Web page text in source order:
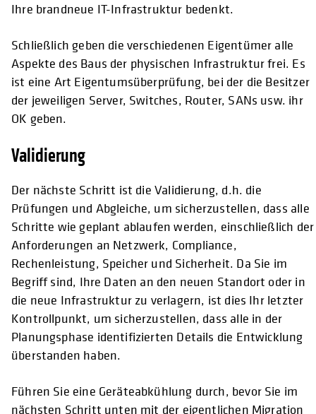
Ihre brandneue IT-Infrastruktur bedenkt.
Schließlich geben die verschiedenen Eigentümer alle
Aspekte des Baus der physischen Infrastruktur frei. Es
ist eine Art Eigentumsüberprüfung, bei der die Besitzer
der jeweiligen Server, Switches, Router, SANs usw. ihr
OK geben.
Validierung
Der nächste Schritt ist die Validierung, d.h. die
Prüfungen und Abgleiche, um sicherzustellen, dass alle
Schritte wie geplant ablaufen werden, einschließlich der
Anforderungen an Netzwerk, Compliance,
Rechenleistung, Speicher und Sicherheit. Da Sie im
Begriff sind, Ihre Daten an den neuen Standort oder in
die neue Infrastruktur zu verlagern, ist dies Ihr letzter
Kontrollpunkt, um sicherzustellen, dass alle in der
Planungsphase identifizierten Details die Entwicklung
überstanden haben.
Führen Sie eine Geräteabkühlung durch, bevor Sie im
nächsten Schritt unten mit der eigentlichen Migration